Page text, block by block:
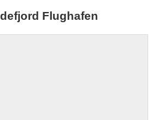
Flughafen